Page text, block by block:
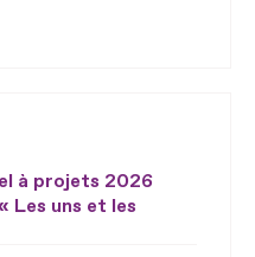
à projets 2026
Les uns et les